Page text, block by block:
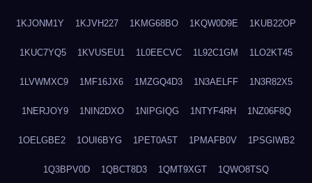
1KJONM1Y 1KJVH227 1KMG68BO 1KQW0D9E 1KUB22OP
1KUC7YQ5 1KVUSEU1 1L0EECVC 1L92C1GM 1LO2KT45
1LVWMXC9 1MF16JX6 1MZGQ4D3 1N3AELFF 1N3R82X5
1NERJOY9 1NIN2DXO 1NIPGIQG 1NTYF4RH 1NZ06F8Q
1OELGBE2 1OUI6BYG 1PET0A5T 1PMAFB0V 1PSGIWB2
1Q3BPV0D 1QBCT8D3 1QMT9XGT 1QWO8TSQ